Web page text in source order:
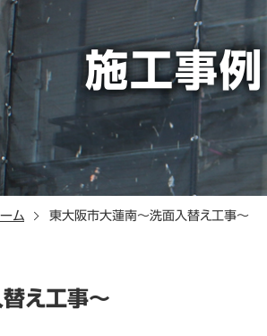
施工事例
ム 東大阪市大蓮南～洗面入替え工事～
え工事～